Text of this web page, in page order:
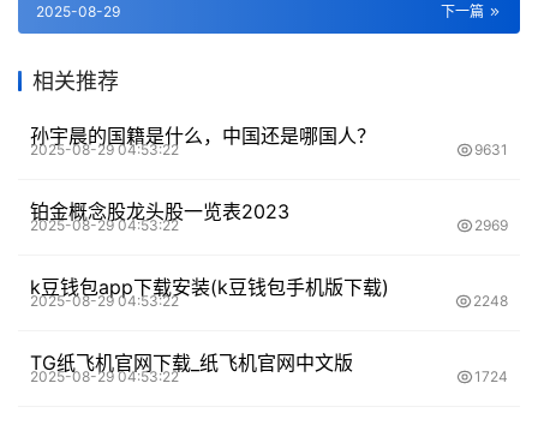
下一篇
2025-08-29
相关推荐
孙宇晨的国籍是什么，中国还是哪国人？
2025-08-29 04:53:22 9631
铂金概念股龙头股一览表2023
2025-08-29 04:53:22 2969
k豆钱包app下载安装(k豆钱包手机版下载)
2025-08-29 04:53:22 2248
TG纸飞机官网下载_纸飞机官网中文版
2025-08-29 04:53:22 1724